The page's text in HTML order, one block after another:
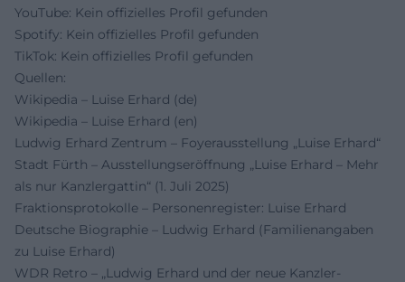
YouTube: Kein offizielles Profil gefunden
Spotify: Kein offizielles Profil gefunden
TikTok: Kein offizielles Profil gefunden
Quellen:
Wikipedia – Luise Erhard (de)
Wikipedia – Luise Erhard (en)
Ludwig Erhard Zentrum – Foyerausstellung „Luise Erhard“
Stadt Fürth – Ausstellungseröffnung „Luise Erhard – Mehr
als nur Kanzlergattin“ (1. Juli 2025)
Fraktionsprotokolle – Personenregister: Luise Erhard
Deutsche Biographie – Ludwig Erhard (Familienangaben
zu Luise Erhard)
WDR Retro – „Ludwig Erhard und der neue Kanzler-